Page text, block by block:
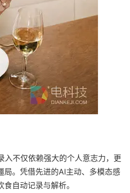
不仅依赖强大的个人意志力，更
局。凭借先进的AI主动、多模态感
自动记录与解析。